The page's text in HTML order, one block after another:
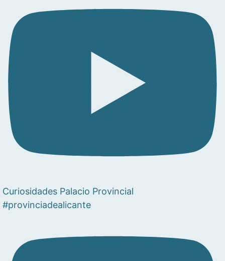
Curiosidades Palacio Provincial
#provinciadealicante